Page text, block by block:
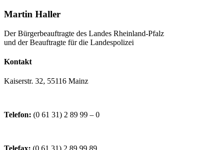
Martin Haller
Der Bürgerbeauftragte des Landes Rheinland-Pfalz
und der Beauftragte für die Landespolizei
Kontakt
Kaiserstr. 32, 55116 Mainz
Telefon: (0 61 31) 2 89 99 – 0